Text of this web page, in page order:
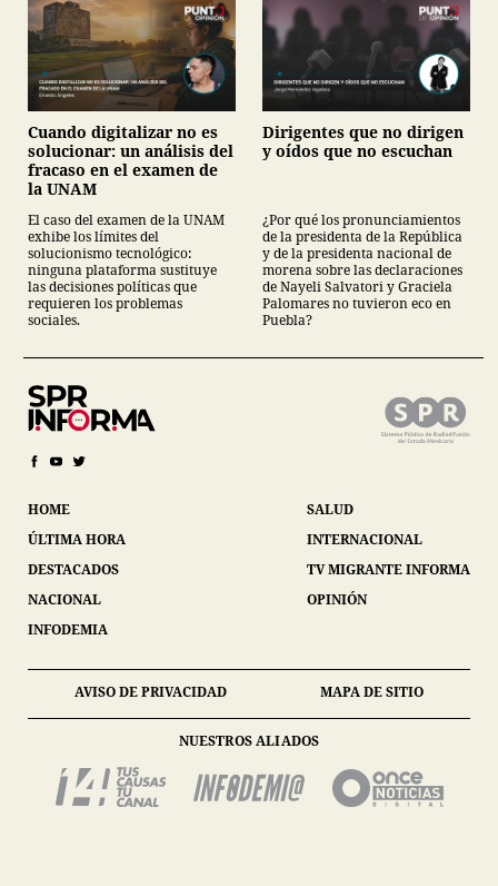
Cuando digitalizar no es
solucionar: un análisis del
fracaso en el examen de
la UNAM
El caso del examen de la UNAM
exhibe los límites del
solucionismo tecnológico:
ninguna plataforma sustituye
las decisiones políticas que
requieren los problemas
sociales.
Dirigentes que no dirigen
y oídos que no escuchan
¿Por qué los pronunciamientos
de la presidenta de la República
y de la presidenta nacional de
morena sobre las declaraciones
de Nayeli Salvatori y Graciela
Palomares no tuvieron eco en
Puebla?
HOME
ÚLTIMA HORA
DESTACADOS
NACIONAL
INFODEMIA
SALUD
INTERNACIONAL
TV MIGRANTE INFORMA
OPINIÓN
AVISO DE PRIVACIDAD MAPA DE SITIO
NUESTROS ALIADOS